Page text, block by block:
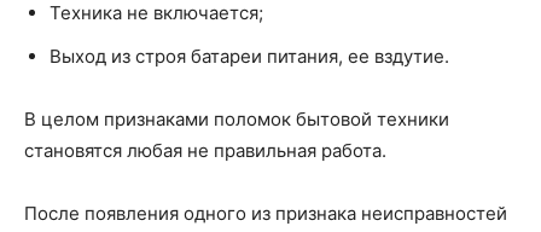
Техника не включается;
Выход из строя батареи питания, ее вздутие.
В целом признаками поломок бытовой техники
становятся любая не правильная работа.
После появления одного из признака неисправностей